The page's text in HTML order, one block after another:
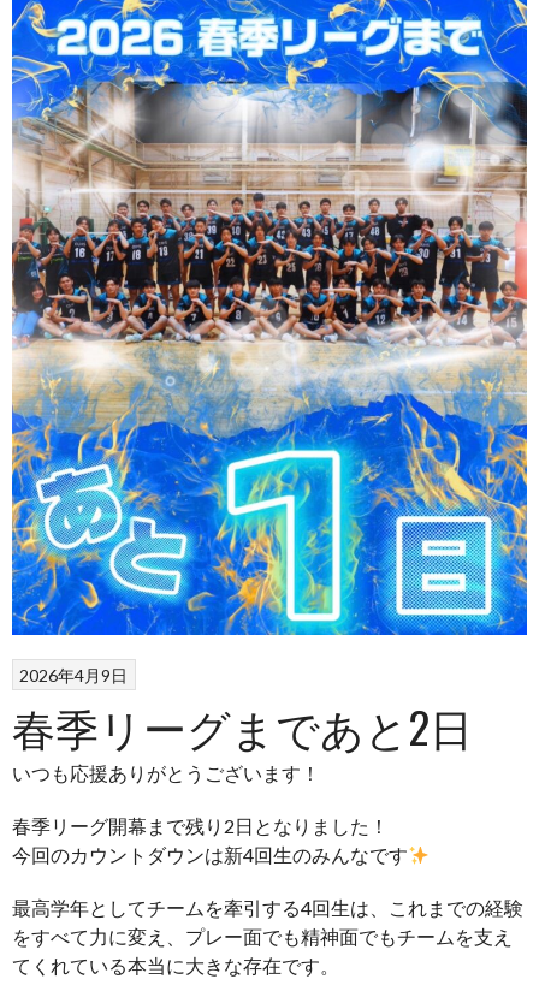
2026年4月9日
春季リーグまであと2日
いつも応援ありがとうございます！
春季リーグ開幕まで残り2日となりました！
今回のカウントダウンは新4回生のみんなです
最高学年としてチームを牽引する4回生は、これまでの経験
をすべて力に変え、プレー面でも精神面でもチームを支え
てくれている本当に大きな存在です。